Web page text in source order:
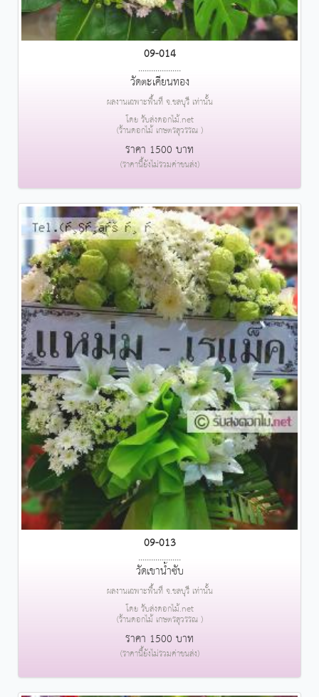
09-014
....................
วัดตะเคียนทอง
ผลงานเฉพาะพื้นที่ จ.ชลบุรี เท่านั้น
โดย รับส่งดอกไม้.net
(ร้านดอกไม้ เกษตรสุวรรณ )
ราคา 1500 บาท
(ราคานี้ยังไม่รวมค่าขนส่ง)
09-013
....................
วัดเขาน้ำซับ
ผลงานเฉพาะพื้นที่ จ.ชลบุรี เท่านั้น
โดย รับส่งดอกไม้.net
(ร้านดอกไม้ เกษตรสุวรรณ )
ราคา 1500 บาท
(ราคานี้ยังไม่รวมค่าขนส่ง)